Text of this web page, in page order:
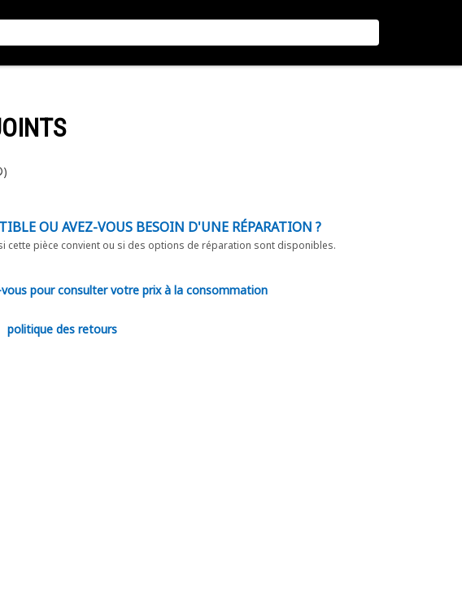
OU AVEZ-VOUS BESOIN D'UNE RÉPARATION ?
cette pièce convient ou si des options de réparation sont disponibles.
pour consulter votre prix à la consommation
politique des retours